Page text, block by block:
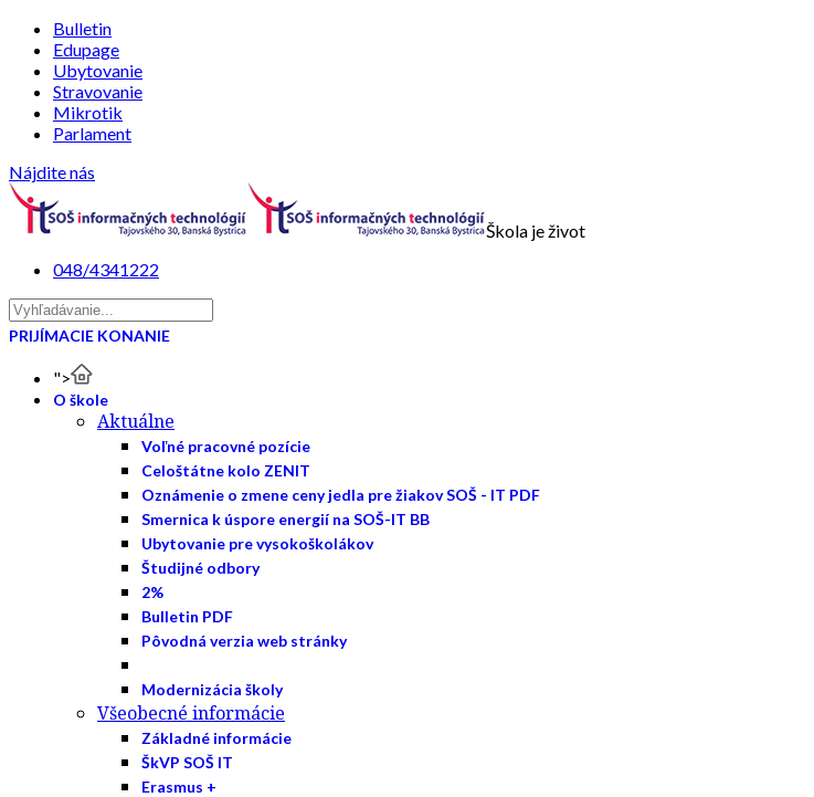
Bulletin
Edupage
Ubytovanie
Stravovanie
Mikrotik
Parlament
Nájdite nás
Škola je život
048/4341222
PRIJÍMACIE KONANIE
">
O škole
Aktuálne
Voľné pracovné pozície
Celoštátne kolo ZENIT
Oznámenie o zmene ceny jedla pre žiakov SOŠ - IT PDF
Smernica k úspore energií na SOŠ-IT BB
Ubytovanie pre vysokoškolákov
Študijné odbory
2%
Bulletin PDF
Pôvodná verzia web stránky
Modernizácia školy
Všeobecné informácie
Základné informácie
ŠkVP SOŠ IT
Erasmus +